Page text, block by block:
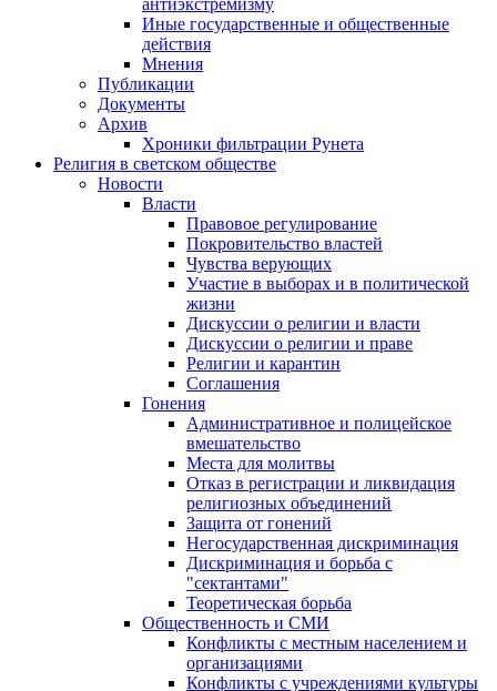
антиэкстремизму
Иные государственные и общественные
действия
Мнения
Публикации
Документы
Архив
Хроники фильтрации Рунета
Религия в светском обществе
Новости
Власти
Правовое регулирование
Покровительство властей
Чувства верующих
Участие в выборах и в политической
жизни
Дискуссии о религии и власти
Дискуссии о религии и праве
Религии и карантин
Соглашения
Гонения
Административное и полицейское
вмешательство
Места для молитвы
Отказ в регистрации и ликвидация
религиозных объединений
Защита от гонений
Негосударственная дискриминация
Дискриминация и борьба с
"сектантами"
Теоретическая борьба
Общественность и СМИ
Конфликты с местным населением и
организациями
Конфликты с учреждениями культуры